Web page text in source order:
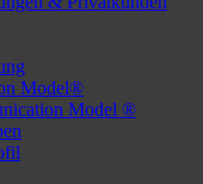
Model®
Model ®